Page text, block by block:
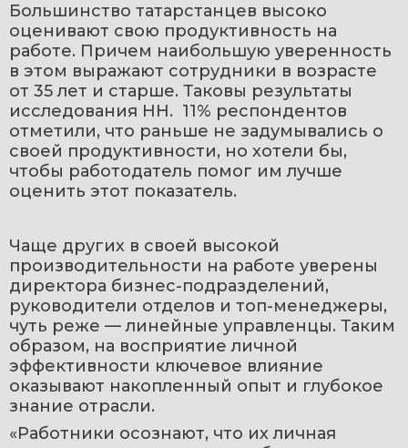
Большинство татарстанцев высоко
оценивают свою продуктивность на
работе. Причем наибольшую уверенность
в этом выражают сотрудники в возрасте
от 35 лет и старше. Таковы результаты
исследования НН.  11% респондентов
отметили, что раньше не задумывались о
своей продуктивности, но хотели бы,
чтобы работодатель помог им лучше
оценить этот показатель.
Чаще других в своей высокой
производительности на работе уверены
директора бизнес-подразделений,
руководители отделов и топ-менеджеры,
чуть реже — линейные управленцы. Таким
образом, на восприятие личной
эффективности ключевое влияние
оказывают накопленный опыт и глубокое
знание отрасли.
«Работники осознают, что их личная